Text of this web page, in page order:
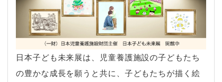
日本子ども未来展は、児童養護施設の子どもたち
の豊かな成長を願うと共に、子どもたちが描く絵